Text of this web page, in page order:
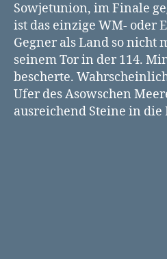
Sowjetunion, im Finale
ist das einzige WM- oder
Gegner als Land so nicht
seinem Tor in der 114.
bescherte.
Ufer des Asowschen
ausreichend Steine in die